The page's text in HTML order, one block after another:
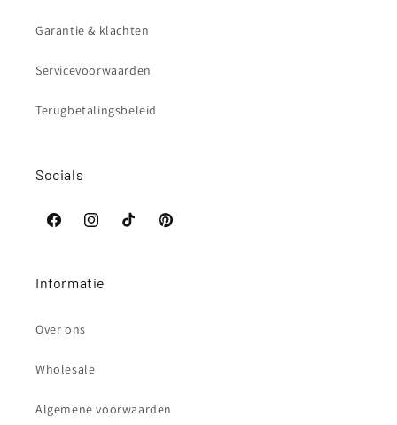
Garantie & klachten
Servicevoorwaarden
Terugbetalingsbeleid
Socials
FacebookInstagramTikTok Pinterest
Informatie
Over ons
Wholesale
Algemene voorwaarden